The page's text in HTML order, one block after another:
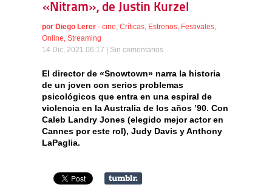
«Nitram», de Justin Kurzel
por Diego Lerer - cine, Críticas, Estrenos, Festivales,
Online, Streaming
14 Dic, 2021 06:17 | Sin comentarios
El director de «Snowtown» narra la historia
de un joven con serios problemas
psicológicos que entra en una espiral de
violencia en la Australia de los años ’90. Con
Caleb Landry Jones (elegido mejor actor en
Cannes por este rol), Judy Davis y Anthony
LaPaglia.